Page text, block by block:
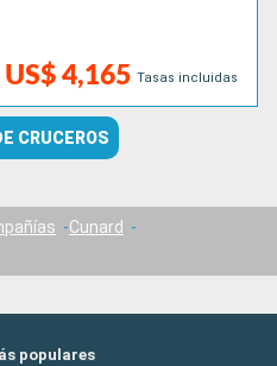
US$ 4,165 Tasas incluidas
CRUCEROS
Cunard
populares